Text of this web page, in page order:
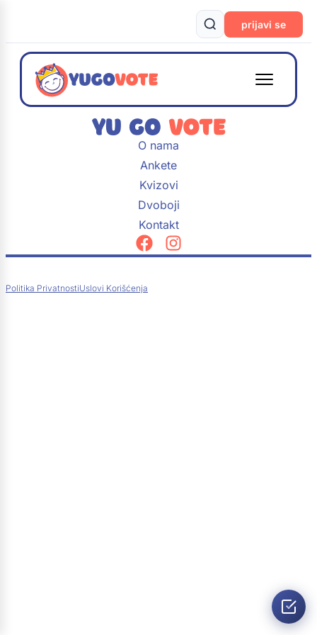
prijavi se
O nama
Ankete
Kvizovi
Dvoboji
Kontakt
Politika PrivatnostiUslovi Korišćenja